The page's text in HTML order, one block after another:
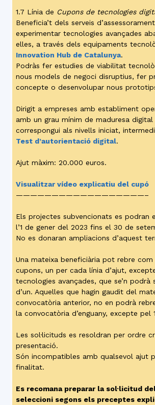
1.7 Línia de Cupons de tecnologies
Beneficia’t dels serveis
experimentar tecnologies avançades
elles, a través dels equipaments
Innovation Hub de Catalunya.
Podràs fer estudies de viabilitat
nous models de negoci disruptius, fer
concepte o desenvolupar nous
Dirigit a empreses amb establiment
amb un grau mínim de maduresa digital
correspongui als nivells iniciat,
Test d’autorientació digital.
Ajut màxim: 20.000 euros.
Visualitzar vídeo explicatiu del cupó
——————————————————–
Els projectes subvencionats es podran
l’1 de gener del 2023 fins el 30 de
No es donaran ampliacions d’aquest
Una mateixa beneficiària pot rebre
cupons, un per cada línia d’ajut,
tecnologies avançades, que se’n podrà
d’un. Aquelles que hagin gaudit del
convocatòria anterior, no en podrà
la convocatòria d’enguany, excepte pel
Les sol·licituds es resoldran per ordre
presentació.
Són incompatibles amb qualsevol ajut
finalitat.
Es recomana preparar la sol·licitud
seleccioni segons els preceptes